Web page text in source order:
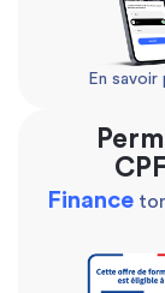
En savoir
Finance